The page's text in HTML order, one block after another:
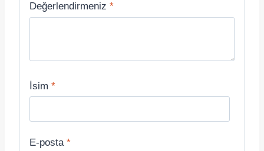
Değerlendirmeniz *
İsim *
E-posta *